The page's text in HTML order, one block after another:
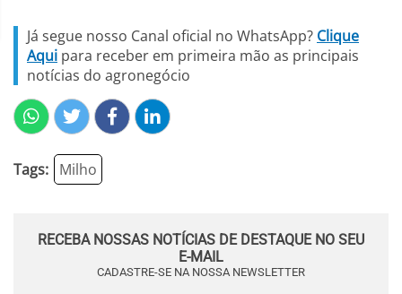
Já segue nosso Canal oficial no WhatsApp? Clique
Aqui para receber em primeira mão as principais
notícias do agronegócio
Tags: Milho
RECEBA NOSSAS NOTÍCIAS DE DESTAQUE NO SEU
E-MAIL
CADASTRE-SE NA NOSSA NEWSLETTER